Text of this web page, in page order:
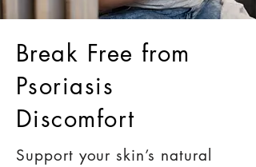
Break Free from
Psoriasis
Discomfort
Support your skin’s natural